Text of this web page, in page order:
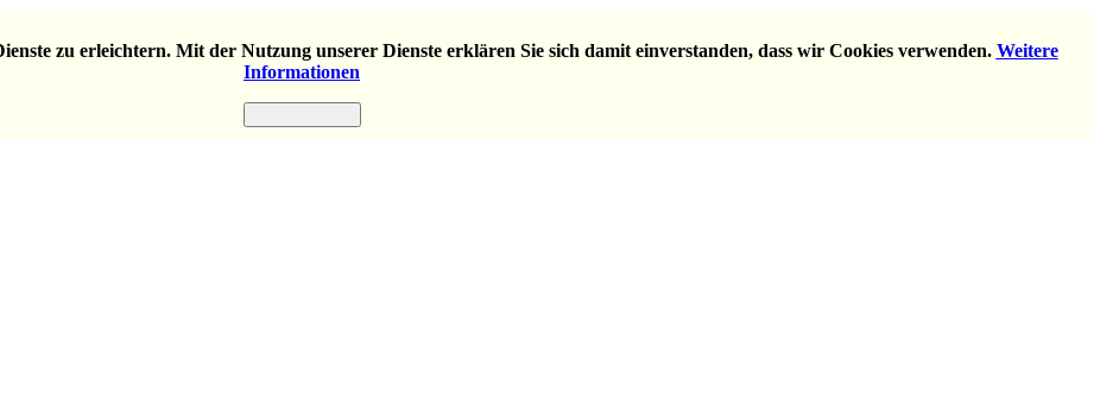
zu erleichtern. Mit der Nutzung unserer Dienste erklären Sie sich damit einverstanden, dass wir Cookies verwenden. Weitere
Informationen